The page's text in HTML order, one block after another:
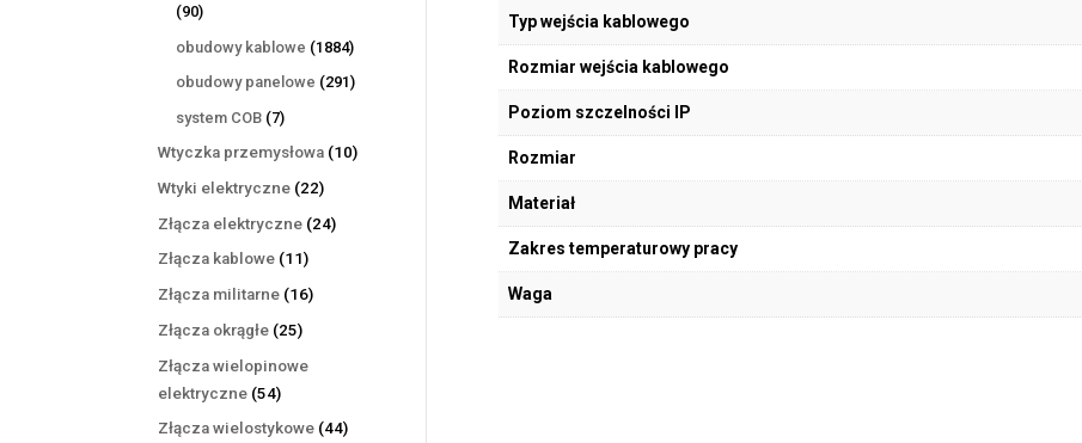
9090
produktów
obudowy kablowe 18841884
produkty
obudowy panelowe 291291
system COB 77
produktów
Wtyczka przemysłowa 1010
Wtyki elektryczne 2222
produkty
Złącza elektryczne 2424
Złącza kablowe 1111
produktów
Złącza militarne 1616
Złącza okrągłe 2525
Złącza wielopinowe
elektryczne 5454
produkty
Złącza wielostykowe 4444
Typ wejścia kablowego
Rozmiar wejścia kablowego
Poziom szczelności IP
Rozmiar
Materiał
Zakres temperaturowy pracy
Waga